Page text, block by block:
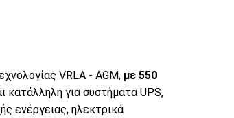
VRLA - AGM, με 550
κατάλληλη για συστήματα UPS,
ενέργειας, ηλεκτρικά